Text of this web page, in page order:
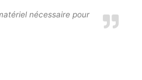
nécessaire pour